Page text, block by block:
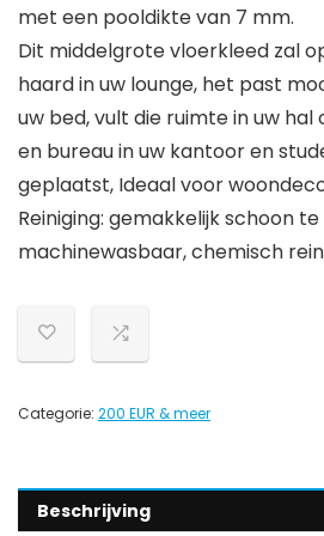
met een pooldikte van 7 mm.
Dit middelgrote vloerkleed zal
haard in uw lounge, het past
uw bed, vult die ruimte in uw
en bureau in uw kantoor en
geplaatst, Ideaal voor
Reiniging: gemakkelijk schoon
machinewasbaar, chemisch
Categorie: 200 EUR & meer
Beschrijving